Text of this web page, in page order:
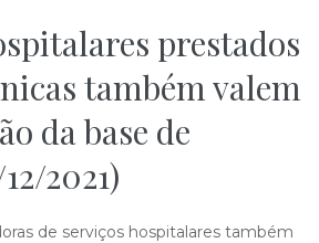
prestados
também valem
da base de
2021)
de serviços hospitalares também